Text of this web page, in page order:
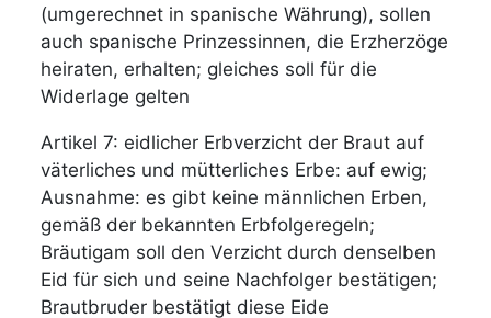
(umgerechnet in spanische Währung), sollen
auch spanische Prinzessinnen, die Erzherzöge
heiraten, erhalten; gleiches soll für die
Widerlage gelten
Artikel 7: eidlicher Erbverzicht der Braut auf
väterliches und mütterliches Erbe: auf ewig;
Ausnahme: es gibt keine männlichen Erben,
gemäß der bekannten Erbfolgeregeln;
Bräutigam soll den Verzicht durch denselben
Eid für sich und seine Nachfolger bestätigen;
Brautbruder bestätigt diese Eide